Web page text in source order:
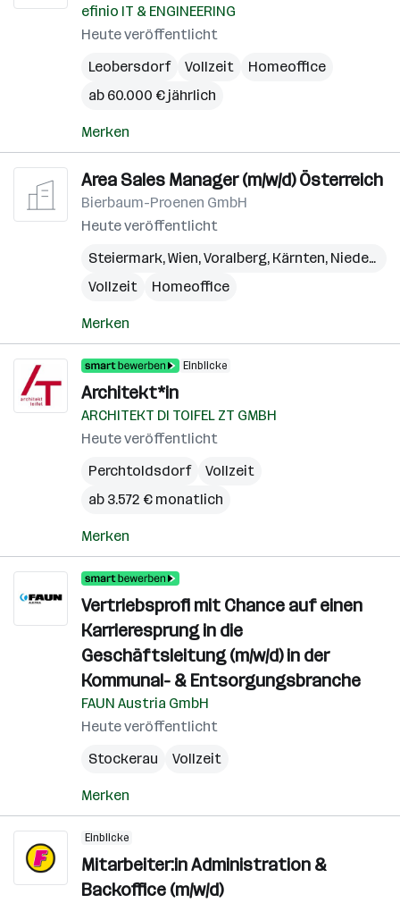
efinio IT & ENGINEERING
Heute veröffentlicht
Leobersdorf
Vollzeit
Homeoffice
ab 60.000 € jährlich
Merken
Area Sales Manager (m/w/d) Österreich
Bierbaum-Proenen GmbH
Heute veröffentlicht
Steiermark,Wien,Voralberg, Kärnten, Niederösterreich
Vollzeit
Homeoffice
Merken
Einblicke
Architekt*in
ARCHITEKT DI TOIFEL ZT GMBH
Heute veröffentlicht
Perchtoldsdorf
Vollzeit
ab 3.572 € monatlich
Merken
Vertriebsprofi mit Chance auf einen
Karrieresprung in die
Geschäftsleitung (m/w/d) in der
Kommunal- & Entsorgungsbranche
FAUN Austria GmbH
Heute veröffentlicht
Stockerau
Vollzeit
Merken
Einblicke
Mitarbeiter:in Administration &
Backoffice (m/w/d)